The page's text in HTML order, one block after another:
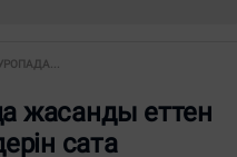
жасанды еттен
сата